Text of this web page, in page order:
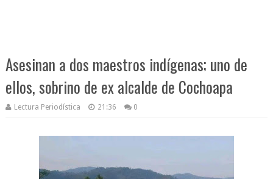
Asesinan a dos maestros indígenas; uno de
ellos, sobrino de ex alcalde de Cochoapa
Lectura Periodística 21:36 0